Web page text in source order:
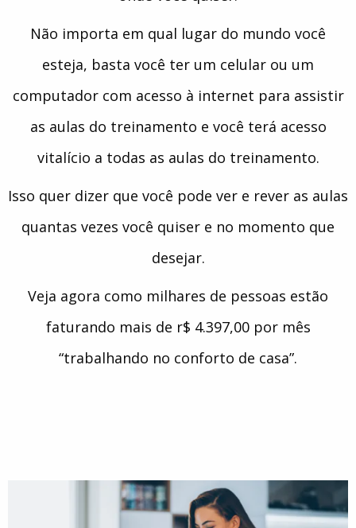
Não importa em qual lugar do mundo você
esteja, basta você ter um celular ou um
computador com acesso à internet para assistir
as aulas do treinamento e você terá acesso
vitalício a todas as aulas do treinamento.
Isso quer dizer que você pode ver e rever as aulas
quantas vezes você quiser e no momento que
desejar.
Veja agora como milhares de pessoas estão
faturando mais de r$ 4.397,00 por mês
“trabalhando no conforto de casa”.